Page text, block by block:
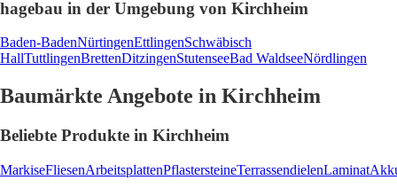
hagebau in der Umgebung von Kirchheim
Baden-BadenNürtingenEttlingenSchwäbisch
HallTuttlingenBrettenDitzingenStutenseeBad WaldseeNördlingen
Baumärkte Angebote in Kirchheim
Beliebte Produkte in Kirchheim
MarkiseFliesenArbeitsplattenPflastersteineTerrassendielenLaminat